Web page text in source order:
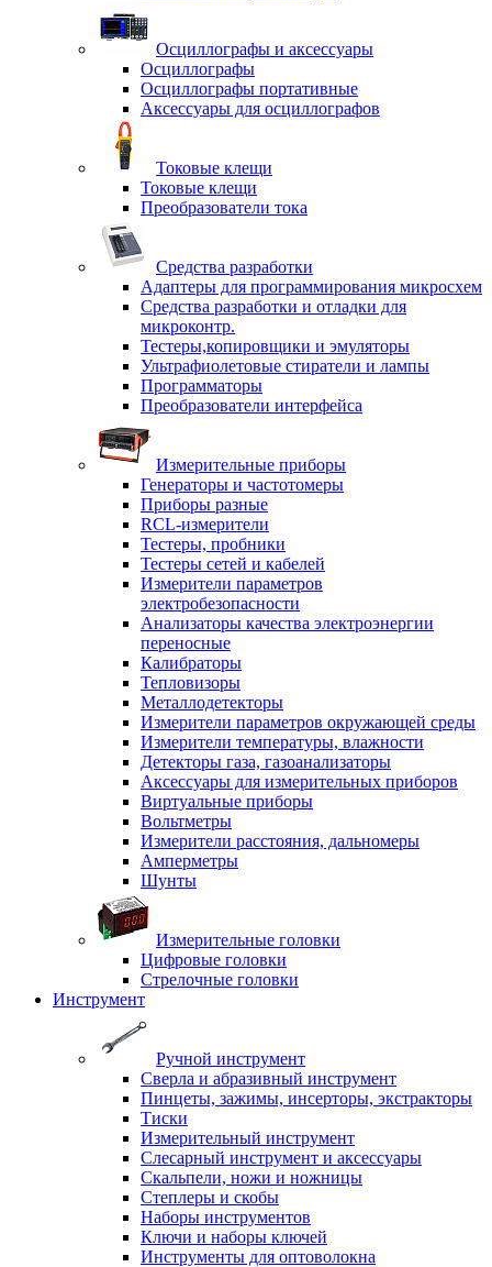
Осциллографы и аксессуары
Осциллографы
Осциллографы портативные
Аксессуары для осциллографов
Токовые клещи
Токовые клещи
Преобразователи тока
Средства разработки
Адаптеры для программирования микросхем
Средства разработки и отладки для
микроконтр.
Тестеры,копировщики и эмуляторы
Ультрафиолетовые стиратели и лампы
Программаторы
Преобразователи интерфейса
Измерительные приборы
Генераторы и частотомеры
Приборы разные
RCL-измерители
Тестеры, пробники
Тестеры сетей и кабелей
Измерители параметров
электробезопасности
Анализаторы качества электроэнергии
переносные
Калибраторы
Тепловизоры
Металлодетекторы
Измерители параметров окружающей среды
Измерители температуры, влажности
Детекторы газа, газоанализаторы
Аксессуары для измерительных приборов
Виртуальные приборы
Вольтметры
Измерители расстояния, дальномеры
Амперметры
Шунты
Измерительные головки
Цифровые головки
Стрелочные головки
Инструмент
Ручной инструмент
Сверла и абразивный инструмент
Пинцеты, зажимы, инсерторы, экстракторы
Тиски
Измерительный инструмент
Слесарный инструмент и аксессуары
Скальпели, ножи и ножницы
Степлеры и скобы
Наборы инструментов
Ключи и наборы ключей
Инструменты для оптоволокна